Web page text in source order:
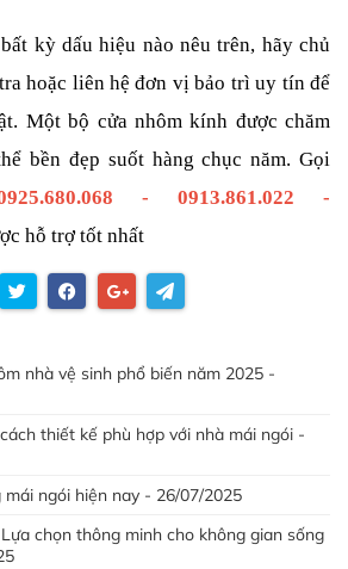
kỳ dấu hiệu nào nêu trên, hãy chủ
hoặc liên hệ đơn vị bảo trì uy tín để
Một bộ cửa nhôm kính được chăm
bền đẹp suốt hàng chục năm. Gọi
- 0913.861.022 -
hỗ trợ tốt nhất
nhà vệ sinh phổ biến năm 2025 -
thiết kế phù hợp với nhà mái ngói -
ngói hiện nay - 26/07/2025
chọn thông minh cho không gian sống